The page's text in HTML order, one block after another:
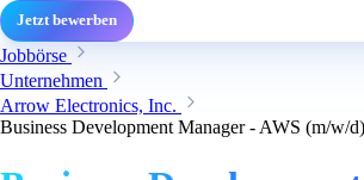
Jetzt bewerben
Jobbörse
Unternehmen
Arrow Electronics, Inc.
Business Development Manager - AWS (m/w/